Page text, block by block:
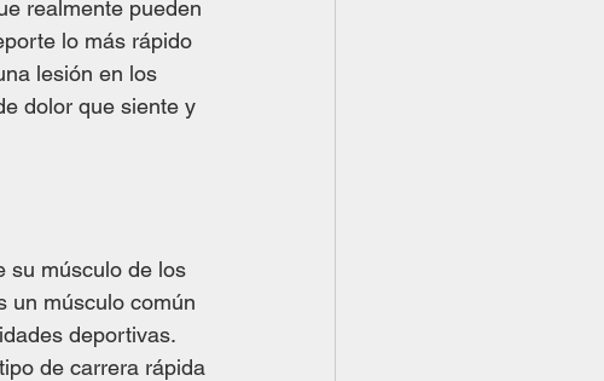
realmente pueden
lo más rápido
lesión en los
dolor que siente y
su músculo de los
un músculo común
deportivas.
de carrera rápida